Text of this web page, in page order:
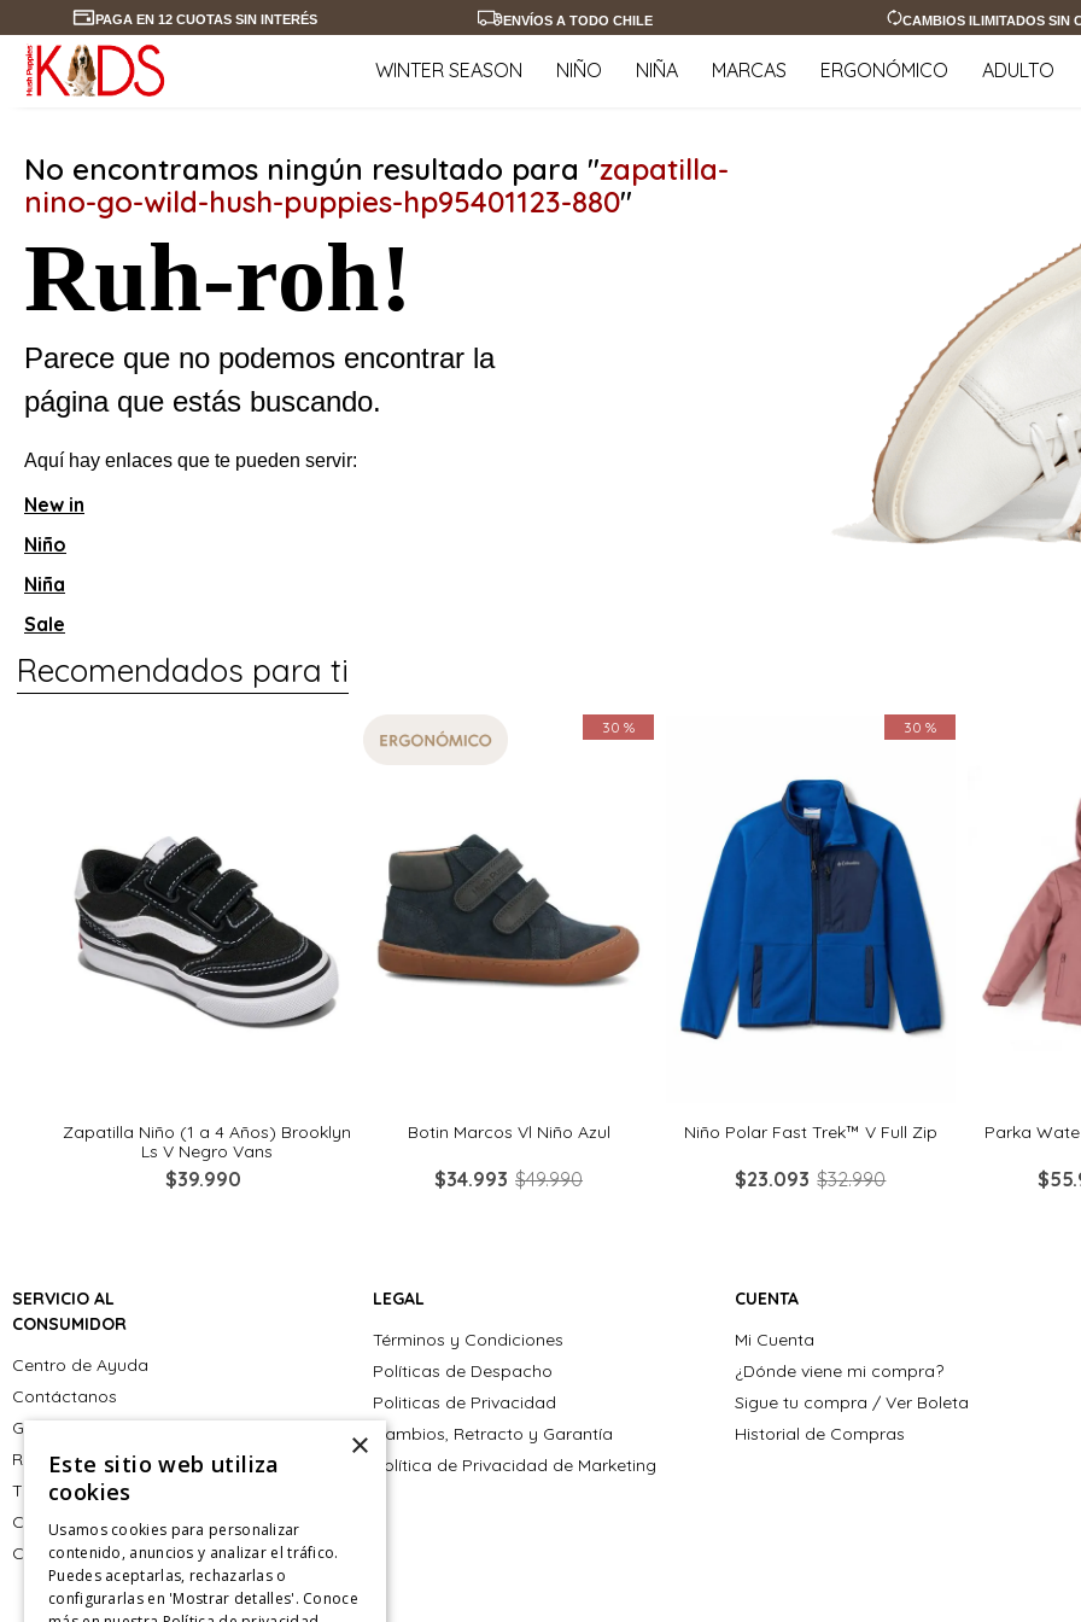
PAGA EN 12 CUOTAS SIN INTERÉS ENVÍOS A TODO CHILE CAMBIOS ILIMITADOS SIN
WINTER SEASON NIÑO NIÑA MARCAS ERGONÓMICO ADULTO
No encontramos ningún resultado para "zapatilla-
nino-go-wild-hush-puppies-hp95401123-880"
Ruh-roh!
Parece que no podemos encontrar la
página que estás buscando.
Aquí hay enlaces que te pueden servir:
New in
Niño
Niña
Sale
Recomendados para ti
Zapatilla Niño (1 a 4 Años) Brooklyn
Ls V Negro Vans
$39.990
30 %
Botin Marcos Vl Niño Azul
$34.993 $49.990
30 %
Niño Polar Fast Trek™ V Full Zip
$23.093 $32.990
Parka
$55.
SERVICIO AL
CONSUMIDOR
Centro de Ayuda
Contáctanos
Giftcard
Retiro en tienda
Tiendas
CyberMonday
CyberDay
LEGAL
Términos y Condiciones
Políticas de Despacho
Politicas de Privacidad
Cambios, Retracto y Garantía
Política de Privacidad de Marketing
CUENTA
Mi Cuenta
¿Dónde viene mi compra?
Sigue tu compra / Ver Boleta
Historial de Compras
×
Este sitio web utiliza
cookies
Usamos cookies para personalizar
contenido, anuncios y analizar el tráfico.
Puedes aceptarlas, rechazarlas o
configurarlas en 'Mostrar detalles'. Conoce